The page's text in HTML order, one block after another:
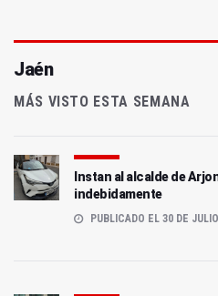
Jaén
MÁS VISTO ESTA SEMANA
Instan al alcalde de
indebidamente
PUBLICADO EL 30 DE